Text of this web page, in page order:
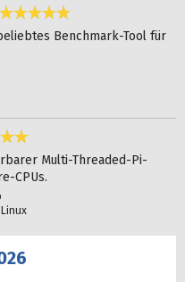
Benchmark-Tool für
Multi-Threaded-Pi-
CPUs.